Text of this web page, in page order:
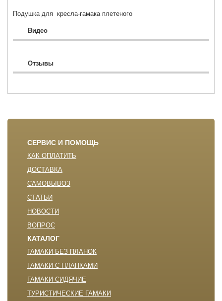
Подушка для кресла-гамака плетеного
Видео
Отзывы
СЕРВИС И ПОМОЩЬ
КАК ОПЛАТИТЬ
ДОСТАВКА
САМОВЫВОЗ
СТАТЬИ
НОВОСТИ
ВОПРОС
КАТАЛОГ
ГАМАКИ БЕЗ ПЛАНОК
ГАМАКИ С ПЛАНКАМИ
ГАМАКИ СИДЯЧИЕ
ТУРИСТИЧЕСКИЕ ГАМАКИ